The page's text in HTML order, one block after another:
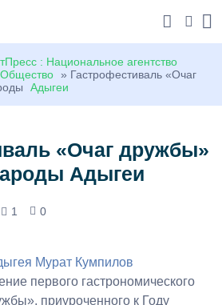
: Национальное агентство
Общество » Гастрофестиваль «Очаг
Адыгеи
«Очаг дружбы»
Адыгеи
1 0
Мурат Кумпилов
первого гастрономического
приуроченного к Году